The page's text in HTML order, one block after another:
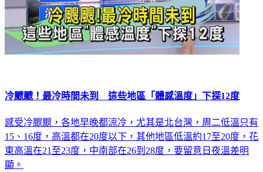
冷颼颼！最冷時間未到 這些地區「體感溫度」下探12度
感受冷颼颼，各地早晚都涼冷，尤其是北台灣，周二低溫只有
15、16度，高溫都在20度以下，其他地區低溫約17至20度，花
東高溫在21至23度，中南部在26到28度，要留意日夜溫差明
顯。